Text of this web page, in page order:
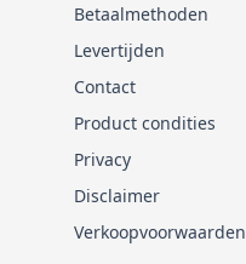
Betaalmethoden
Levertijden
Contact
Product condities
Privacy
Disclaimer
Verkoopvoorwaarden